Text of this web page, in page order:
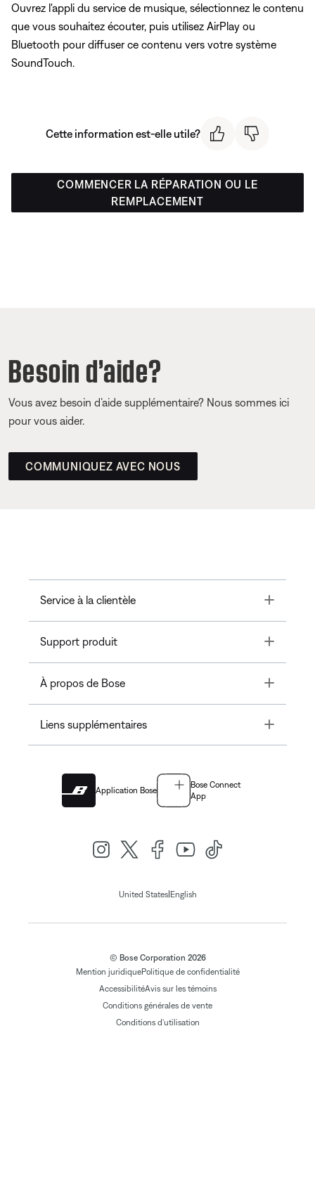
Ouvrez l'appli du service de musique, sélectionnez le contenu
que vous souhaitez écouter, puis utilisez AirPlay ou
Bluetooth pour diffuser ce contenu vers votre système
SoundTouch.
Cette information est-elle utile?
COMMENCER LA RÉPARATION OU LE
REMPLACEMENT
Besoin d’aide?
Vous avez besoin d’aide supplémentaire? Nous sommes ici
pour vous aider.
COMMUNIQUEZ AVEC NOUS
Service à la clientèle Toggle
Support produit Toggle
À propos de Bose Toggle
Liens supplémentaires Toggle
Application Bose
Bose Connect
App
United States| English
© Bose Corporation 2026
Mention juridiquePolitique de confidentialité
AccessibilitéAvis sur les témoins
Conditions générales de vente
Conditions d'utilisation